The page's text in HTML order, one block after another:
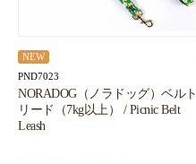
NEW
PND7023
NORADOG（ノラドッグ）ベルト
リード（7kg以上） / Picnic Belt
Leash